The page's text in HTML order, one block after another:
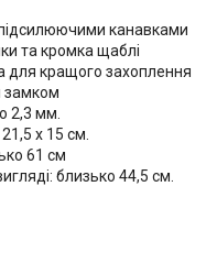
канавками
та кромка щаблі
для кращого захоплення
замком
2,3 мм.
х 15 см.
61 см
близько 44,5 см.